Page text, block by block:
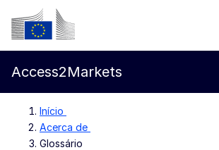
Ir para o conteúdo principal
Comissão Europeia
Access2Markets
Início
Acerca de
Glossário